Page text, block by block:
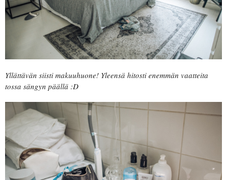
Yllättävän siisti makuuhuone! Yleensä hitosti enemmän vaatteita
tossa sängyn päällä :D